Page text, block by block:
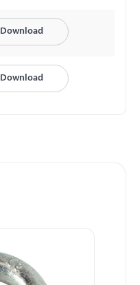
Download
Download